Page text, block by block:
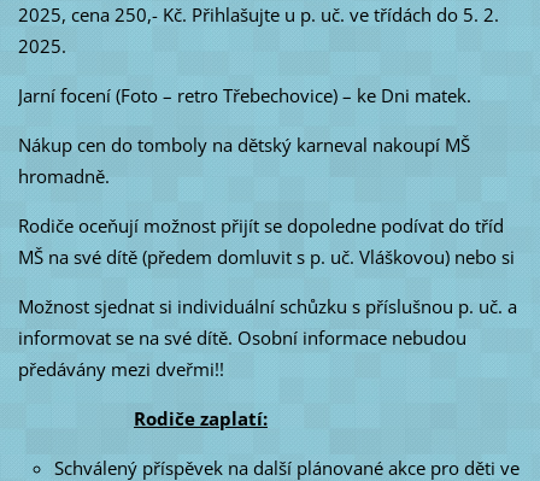
2025, cena 250,- Kč. Přihlašujte u p. uč. ve třídách do 5. 2.
2025.
Jarní focení (Foto – retro Třebechovice) – ke Dni matek.
Nákup cen do tomboly na dětský karneval nakoupí MŠ
hromadně.
Rodiče oceňují možnost přijít se dopoledne podívat do tříd
MŠ na své dítě (předem domluvit s p. uč. Vláškovou) nebo si
Možnost sjednat si individuální schůzku s příslušnou p. uč. a
informovat se na své dítě. Osobní informace nebudou
předávány mezi dveřmi!!
Rodiče zaplatí:
Schválený příspěvek na další plánované akce pro děti ve